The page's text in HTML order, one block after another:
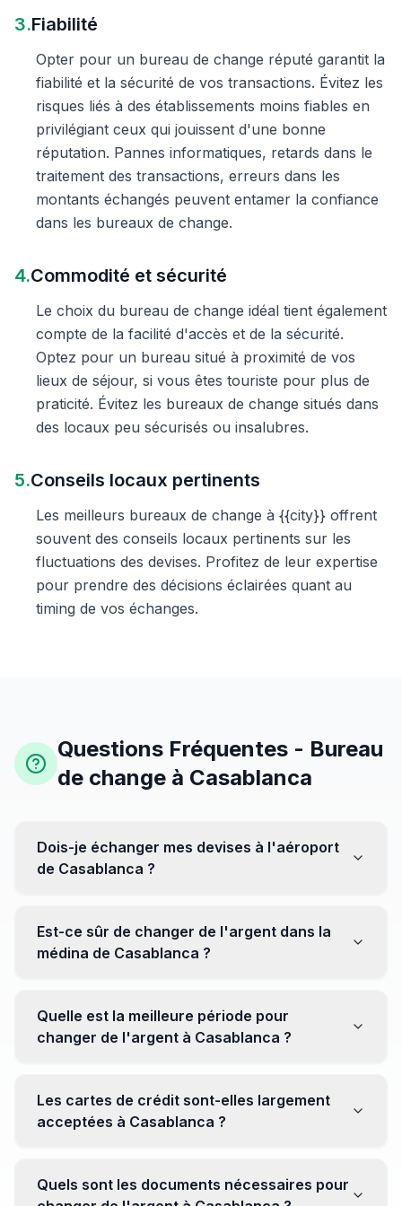
3.Fiabilité
Opter pour un bureau de change réputé garantit la
fiabilité et la sécurité de vos transactions. Évitez les
risques liés à des établissements moins fiables en
privilégiant ceux qui jouissent d'une bonne
réputation. Pannes informatiques, retards dans le
traitement des transactions, erreurs dans les
montants échangés peuvent entamer la confiance
dans les bureaux de change.
4.Commodité et sécurité
Le choix du bureau de change idéal tient également
compte de la facilité d'accès et de la sécurité.
Optez pour un bureau situé à proximité de vos
lieux de séjour, si vous êtes touriste pour plus de
praticité. Évitez les bureaux de change situés dans
des locaux peu sécurisés ou insalubres.
5.Conseils locaux pertinents
Les meilleurs bureaux de change à {{city}} offrent
souvent des conseils locaux pertinents sur les
fluctuations des devises. Profitez de leur expertise
pour prendre des décisions éclairées quant au
timing de vos échanges.
Questions Fréquentes - Bureau
de change à Casablanca
Dois-je échanger mes devises à l'aéroport
de Casablanca ?
être moins avantageux. Orientez-vous plutôt vers les
bureaux de change en ville pour obtenir de meilleurs
Est-ce sûr de changer de l'argent dans la
médina de Casablanca ?
établissements réputés pour éviter les surprises.
Quelle est la meilleure période pour
changer de l'argent à Casablanca ?
soyez attentif aux fluctuations pour maximiser la valeur
de vos devises.
Les cartes de crédit sont-elles largement
acceptées à Casablanca ?
Cependant, avoir un peu de monnaie locale peut être
Quels sont les documents nécessaires pour